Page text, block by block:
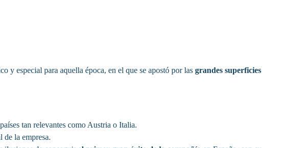
especial para aquella época, en el que se apostó por las grandes superficies
tan relevantes como Austria o Italia.
de la empresa.